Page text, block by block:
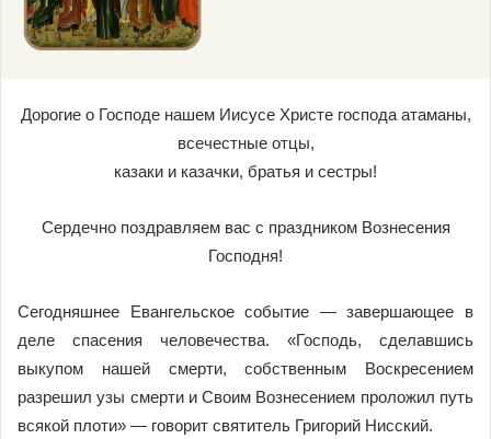
Дорогие о Господе нашем Иисусе Христе господа атаманы,
всечестные отцы,
казаки и казачки, братья и сестры!
Сердечно поздравляем вас с праздником Вознесения
Господня!
Сегодняшнее Евангельское событие — завершающее в
деле спасения человечества. «Господь, сделавшись
выкупом нашей смерти, собственным Воскресением
разрешил узы смерти и Своим Вознесением проложил путь
всякой плоти» — говорит святитель Григорий Нисский.